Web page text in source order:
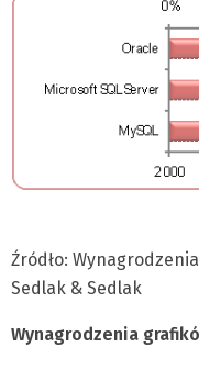
Źródło:
Sedlak & Sedlak
Wynagrodzenia